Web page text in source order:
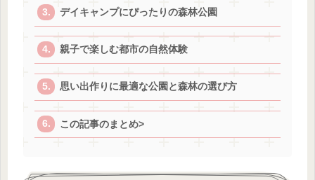
デイキャンプにぴったりの森林公園
親子で楽しむ都市の自然体験
思い出作りに最適な公園と森林の選び方
この記事のまとめ>